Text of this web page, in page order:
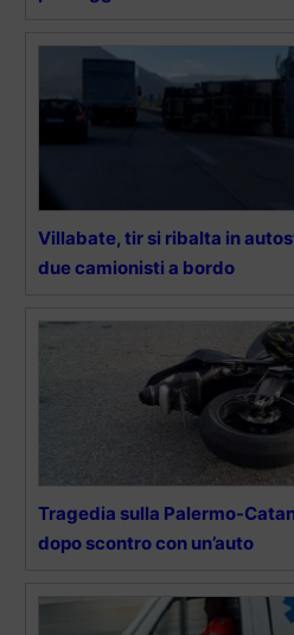
Villabate, tir si ribalta in
due camionisti a bordo
Tragedia sulla Palermo-
dopo scontro con un’auto